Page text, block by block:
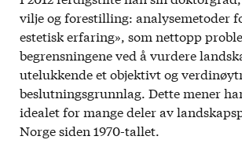
vilje og forestilling: analysemetoder
estetisk erfaring», som nettopp
begrensningene ved å vurdere
utelukkende et objektivt og
beslutningsgrunnlag. Dette mener
idealet for mange deler av
Norge siden 1970-tallet.